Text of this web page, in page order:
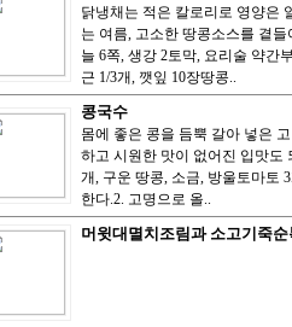
닭냉채는 적은 칼로리로 영양은
는 여름, 고소한 땅콩소스를 곁
늘 6쪽, 생강 2토막, 요리술 약간
근 1/3개, 깻잎 10장땅콩..
콩국수
몸에 좋은 콩을 듬뿍 갈아 넣은
하고 시원한 맛이 없어진 입맛도
개, 구운 땅콩, 소금, 방울토마토
한다.2. 고명으로 올..
머윗대멸치조림과 소고기죽순